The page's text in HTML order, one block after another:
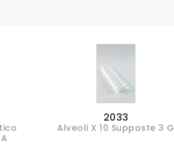
2033
Alveoli X 10 Supposte 3 G